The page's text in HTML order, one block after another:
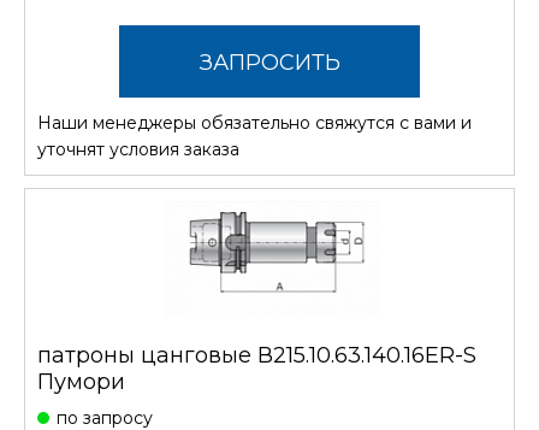
ЗАПРОСИТЬ
СТОИМОСТЬ
Наши менеджеры обязательно свяжутся с вами и
уточнят условия заказа
патроны цанговые В215.10.63.140.16ER-S
Пумори
по запросу